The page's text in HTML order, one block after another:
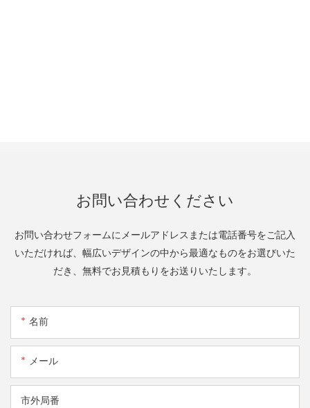
お問い合わせください
お問い合わせフォームにメールアドレスまたは電話番号をご記入
いただければ、幅広いデザインの中から最適なものをお選びいた
だき、無料でお見積もりをお送りいたします。
名前
メール
市外局番